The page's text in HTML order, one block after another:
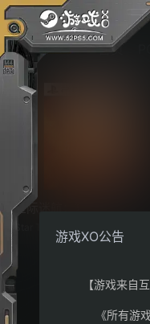
首页
星际迷航：复兴
背景设定在《Star Trek: The
Rydek 和工程兵 Carter Diaz
个主要角色，一起揭开围绕着
处于战争边缘的文明的险恶秘密
沉浸体验星际迷航的宇宙，通过
游戏XO公告
【游戏来自
《所有游